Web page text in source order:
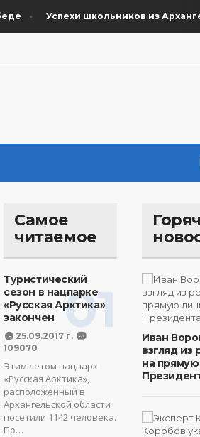
Успехи школьников из
Самое
читаемое
01
Туристический
сезон в нацпарке
«Русская Арктика»
закончен
25.09.2017 г.
109070
Этим летом нацпарк
«Русская Арктика»,
расположенный в
Архангельской области
посетили 1142 человека.
По…
Иван
взгляд из
на